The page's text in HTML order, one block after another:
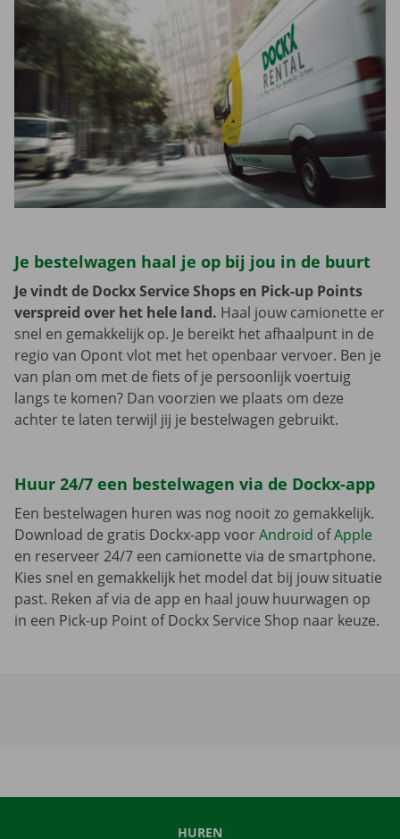
Je bestelwagen haal je op bij jou in de buurt
Je vindt de Dockx Service Shops en Pick-up Points
verspreid over het hele land. Haal jouw camionette er
snel en gemakkelijk op. Je bereikt het afhaalpunt in de
regio van Opont vlot met het openbaar vervoer. Ben je
van plan om met de fiets of je persoonlijk voertuig
langs te komen? Dan voorzien we plaats om deze
achter te laten terwijl jij je bestelwagen gebruikt.
Huur 24/7 een bestelwagen via de Dockx-app
Een bestelwagen huren was nog nooit zo gemakkelijk.
Download de gratis Dockx-app voorAndroid ofApple
en reserveer 24/7 een camionette via de smartphone.
Kies snel en gemakkelijk het model dat bij jouw situatie
past. Reken af via de app en haal jouw huurwagen op
in een Pick-up Point of Dockx Service Shop naar keuze.
HUREN